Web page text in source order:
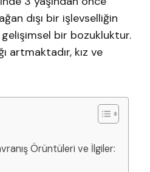
dışı bir işlevselliğin
bir bozukluktur.
artmaktadır, kız ve
Örüntüleri ve İlgiler: